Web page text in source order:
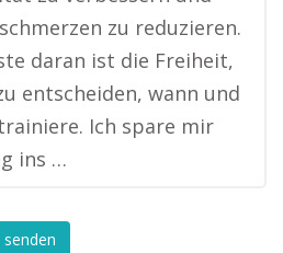
zu reduzieren.
daran ist die Freiheit,
entscheiden, wann und
Ich spare mir
ins …